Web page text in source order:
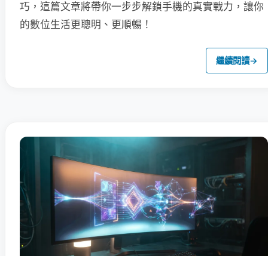
巧，這篇文章將帶你一步步解鎖手機的真實戰力，讓你
的數位生活更聰明、更順暢！
繼續閱讀→